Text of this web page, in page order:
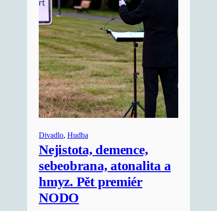
Divadlo, Hudba
Nejistota, demence,
sebeobrana, atonalita a
hmyz. Pět premiér
NODO